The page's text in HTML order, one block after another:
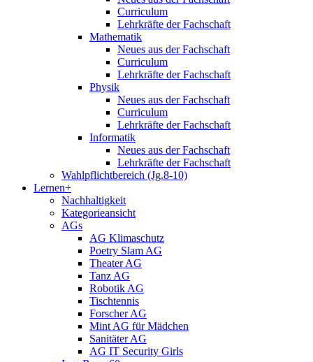
Curriculum
Lehrkräfte der Fachschaft
Mathematik
Neues aus der Fachschaft
Curriculum
Lehrkräfte der Fachschaft
Physik
Neues aus der Fachschaft
Curriculum
Lehrkräfte der Fachschaft
Informatik
Neues aus der Fachschaft
Lehrkräfte der Fachschaft
Wahlpflichtbereich (Jg.8-10)
Lernen+
Nachhaltigkeit
Kategorieansicht
AGs
AG Klimaschutz
Poetry Slam AG
Theater AG
Tanz AG
Robotik AG
Tischtennis
Forscher AG
Mint AG für Mädchen
Sanitäter AG
AG IT Security Girls